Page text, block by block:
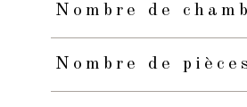
Nombre de
Nombre de pièces